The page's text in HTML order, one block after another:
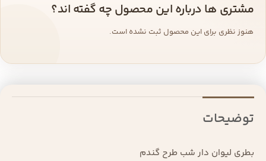
مشتری ها درباره این محصول چه گفته اند؟
هنوز نظری برای این محصول ثبت نشده است.
توضیحات
بطری لیوان دار شب طرح گندم